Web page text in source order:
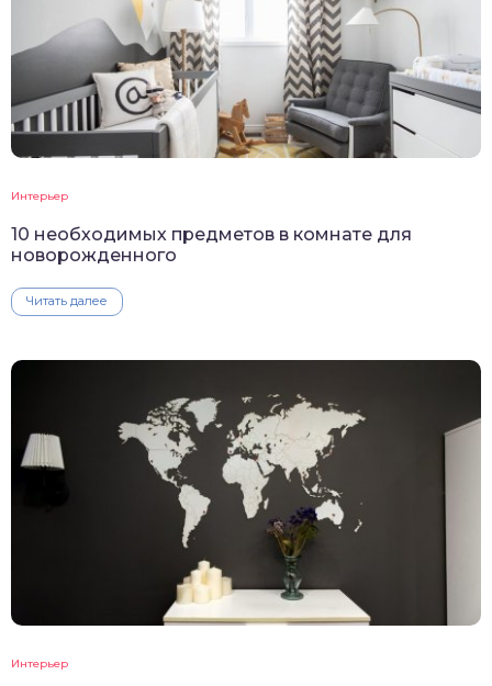
Интерьер
10 необходимых предметов в комнате для
новорожденного
Читать далее
Интерьер